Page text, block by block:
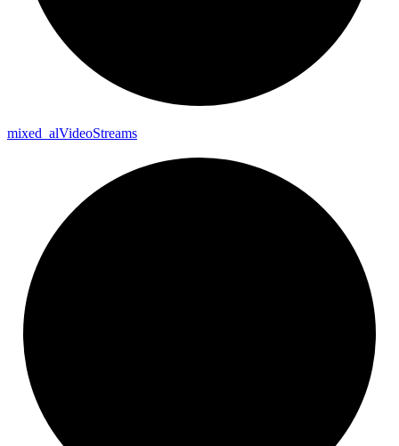
mixed_ alVideoStreams